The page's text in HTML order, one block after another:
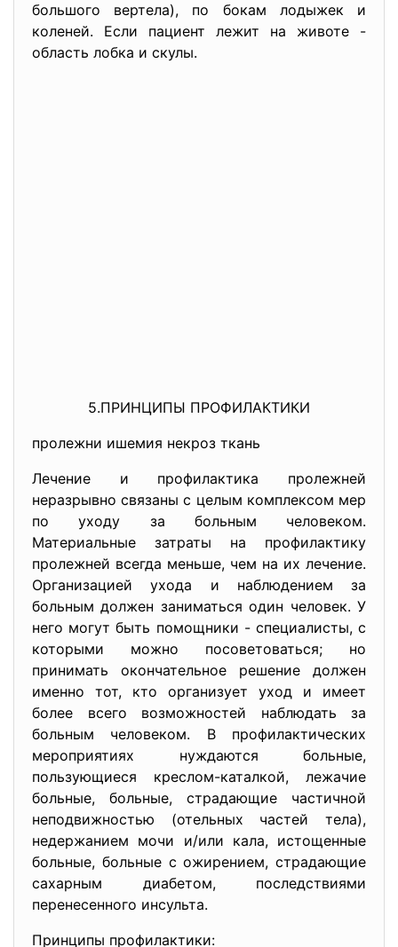
большого вертела), по бокам лодыжек и
коленей. Если пациент лежит на животе -
область лобка и скулы.
5.ПРИНЦИПЫ ПРОФИЛАКТИКИ
пролежни ишемия некроз ткань
Лечение и профилактика пролежней
неразрывно связаны с целым комплексом мер
по уходу за больным человеком.
Материальные затраты на профилактику
пролежней всегда меньше, чем на их лечение.
Организацией ухода и наблюдением за
больным должен заниматься один человек. У
него могут быть помощники - специалисты, с
которыми можно посоветоваться; но
принимать окончательное решение должен
именно тот, кто организует уход и имеет
более всего возможностей наблюдать за
больным человеком. В профилактических
мероприятиях нуждаются больные,
пользующиеся креслом-каталкой, лежачие
больные, больные, страдающие частичной
неподвижностью (отельных частей тела),
недержанием мочи и/или кала, истощенные
больные, больные с ожирением, страдающие
сахарным диабетом, последствиями
перенесенного инсульта.
Принципы профилактики: